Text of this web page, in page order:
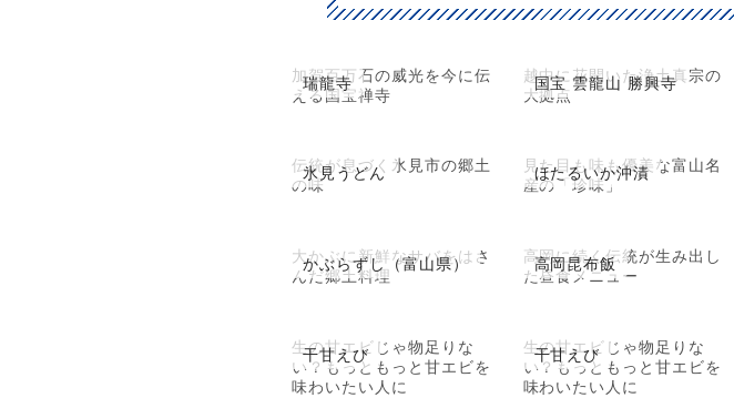
瑞龍寺
加賀百万石の威光を今に伝
える国宝禅寺
国宝 雲龍山 勝興寺
越中に花開いた浄土真宗の
大拠点
氷見うどん
伝統が息づく氷見市の郷土
の味
ほたるいか沖漬
見た目も味も優美な富山名
産の「珍味」
かぶらずし（富山県）
大かぶに新鮮なサバをはさ
んだ郷土料理
高岡昆布飯
高岡に続く伝統が生み出し
た昼食メニュー
干甘えび
生の甘エビじゃ物足りな
い？もっともっと甘エビを
味わいたい人に
干甘えび
生の甘エビじゃ物足りな
い？もっともっと甘エビを
味わいたい人に